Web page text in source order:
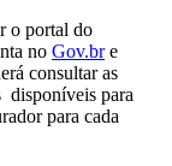
o portal do
no Gov.bre
consultar as
disponíveis para
para cada